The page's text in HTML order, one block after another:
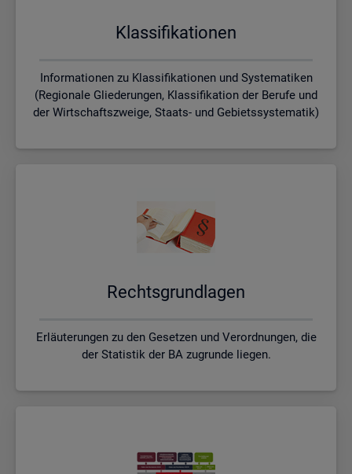
Klas­si­fi­ka­tio­nen
Informationen zu Klassifikationen und Systematiken
(Regionale Gliederungen, Klassifikation der Berufe und
der Wirtschaftszweige, Staats- und Gebietssystematik)
Rechts­grund­la­gen
Erläuterungen zu den Gesetzen und Verordnungen, die
der Statistik der BA zugrunde liegen.